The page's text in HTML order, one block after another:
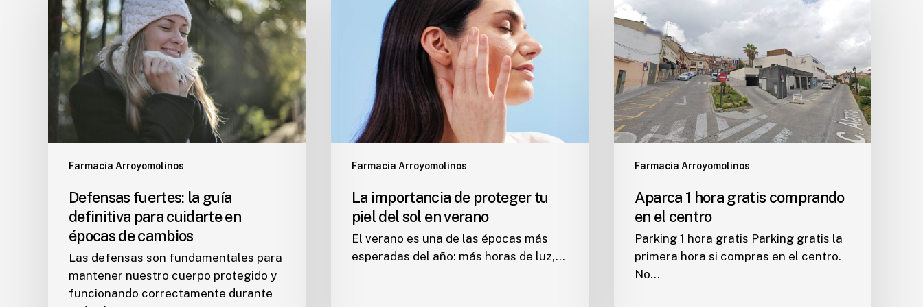
Farmacia Arroyomolinos
guía
definitiva
para
cuidarte
en
épocas
Defensas fuertes: la guía
definitiva para cuidarte en
épocas de cambios
Las defensas son fundamentales para
mantener nuestro cuerpo protegido y
funcionando correctamente durante
Farmacia Arroyomolinos
verano
La importancia de proteger tu
piel del sol en verano
El verano es una de las épocas más
esperadas del año: más horas de luz,…
Farmacia Arroyomolinos
hora
gratis
comprando
en
el
centro
Aparca 1 hora gratis comprando
en el centro
Parking 1 hora gratis Parking gratis la
primera hora si compras en el centro.
No…